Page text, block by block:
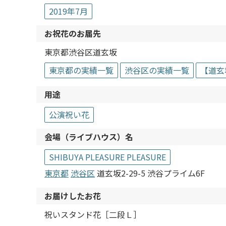
2019年7月
お祝花のお届先
東京都渋谷区道玄坂
東京都の実績一覧
渋谷区の実績一覧
【道
用途
公演祝い花
会場（ライブハウス）名
SHIBUYA PLEASURE PLEASURE
東京都 渋谷区 道玄坂2-29-5 渋谷プライム6F
お届けしたお花
祝いスタンド花［二段Ｌ］